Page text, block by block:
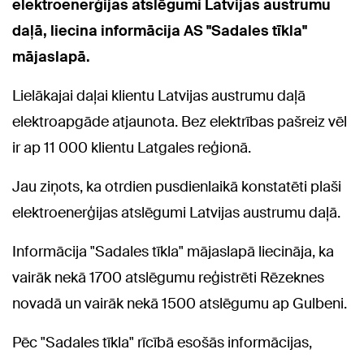
elektroenerģijas atslēgumi Latvijas austrumu
daļā, liecina informācija AS "Sadales tīkla"
mājaslapā.
Lielākajai daļai klientu Latvijas austrumu daļā
elektroapgāde atjaunota. Bez elektrības pašreiz vēl
ir ap 11 000 klientu Latgales reģionā.
Jau ziņots, ka otrdien pusdienlaikā konstatēti plaši
elektroenerģijas atslēgumi Latvijas austrumu daļā.
Informācija "Sadales tīkla" mājaslapā liecināja, ka
vairāk nekā 1700 atslēgumu reģistrēti Rēzeknes
novadā un vairāk nekā 1500 atslēgumu ap Gulbeni.
Pēc "Sadales tīkla" rīcībā esošās informācijas,